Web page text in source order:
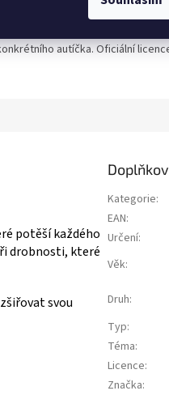
kovové autíčko z filmu Auta (Cars) v
1:55. Kvalitní zpracování, otočná
autíčka. Oficiální
potěší každého
drobnosti, které
svou
Kategorie:
EAN:
Určení:
Věk:
Druh:
Typ:
Téma:
Licence:
Značka: